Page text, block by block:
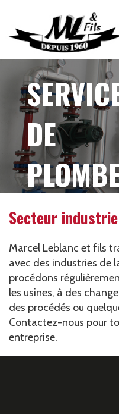
DE
Secteur
Marcel Leblanc et fils
avec des industries de
procédons
les usines, à des
des procédés ou
Contactez-nous pour
entreprise.